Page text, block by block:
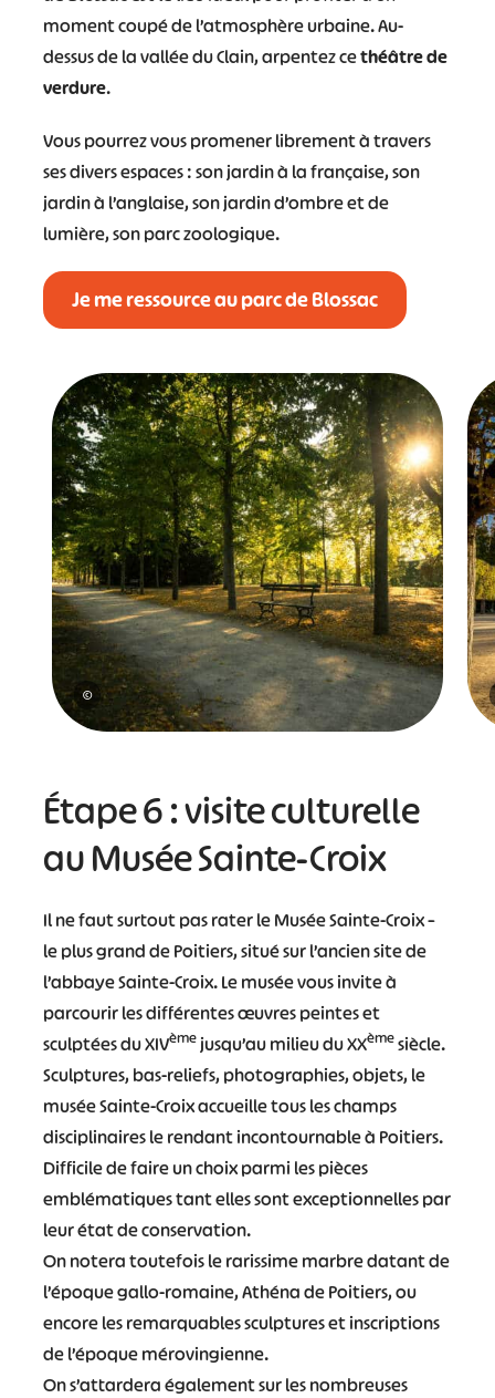
moment coupé de l’atmosphère urbaine. Au-
dessus de la vallée du Clain, arpentez cethéâtre de
verdure.
Vous pourrez vous promener librement à travers
ses divers espaces : son jardin à la française, son
jardin à l’anglaise, son jardin d’ombre et de
lumière, son parc zoologique.
Je me ressource au parc de Blossac
©
Étape 6 : visite culturelle
au Musée Sainte-Croix
Il ne faut surtout pas rater le Musée Sainte-Croix –
le plus grand de Poitiers, situé sur l’ancien site de
l’abbaye Sainte-Croix. Le musée vous invite à
parcourir les différentes œuvres peintes et
sculptées du XIVèmejusqu’au milieu du XXèmesiècle.
Sculptures, bas-reliefs, photographies, objets, le
musée Sainte-Croix accueille tous les champs
disciplinaires le rendant incontournable à Poitiers.
Difficile de faire un choix parmi les pièces
emblématiques tant elles sont exceptionnelles par
leur état de conservation.
On notera toutefois le rarissime marbre datant de
l’époque gallo-romaine, Athéna de Poitiers, ou
encore les remarquables sculptures et inscriptions
de l’époque mérovingienne.
On s’attardera également sur les nombreuses
# # #
#
#
#